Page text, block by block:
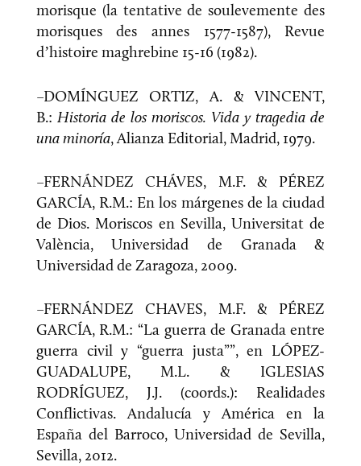
morisque (la tentative de soulevemente des
morisques des annes 1577-1587), Revue
d’histoire maghrebine 15-16 (1982).
–DOMÍNGUEZ ORTIZ, A. & VINCENT,
B.: Historia de los moriscos. Vida y tragedia de
una minoría, Alianza Editorial, Madrid, 1979.
–FERNÁNDEZ CHÁVES, M.F. & PÉREZ
GARCÍA, R.M.: En los márgenes de la ciudad
de Dios. Moriscos en Sevilla, Universitat de
València, Universidad de Granada &
Universidad de Zaragoza, 2009.
–FERNÁNDEZ CHAVES, M.F. & PÉREZ
GARCÍA, R.M.: “La guerra de Granada entre
guerra civil y “guerra justa””, en LÓPEZ-
GUADALUPE, M.L. & IGLESIAS
RODRÍGUEZ, J.J. (coords.): Realidades
Conflictivas. Andalucía y América en la
España del Barroco, Universidad de Sevilla,
Sevilla, 2012.